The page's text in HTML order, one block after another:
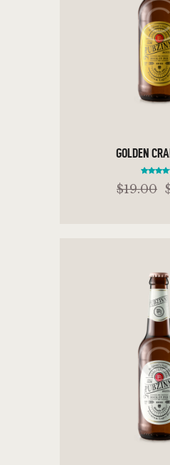
GOLDEN
5.00
$19.00
ADD TO